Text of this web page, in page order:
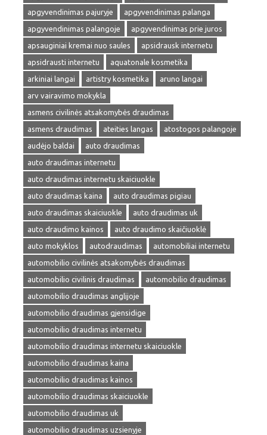
apgyvendinimas pajuryje
apgyvendinimas palanga
apgyvendinimas palangoje
apgyvendinimas prie juros
apsauginiai kremai nuo saules
apsidrausk internetu
apsidrausti internetu
aquatonale kosmetika
arkiniai langai
artistry kosmetika
aruno langai
arv vairavimo mokykla
asmens civilinės atsakomybės draudimas
asmens draudimas
ateities langas
atostogos palangoje
audėjo baldai
auto draudimas
auto draudimas internetu
auto draudimas internetu skaiciuokle
auto draudimas kaina
auto draudimas pigiau
auto draudimas skaiciuokle
auto draudimas uk
auto draudimo kainos
auto draudimo skaičiuoklė
auto mokyklos
autodraudimas
automobiliai internetu
automobilio civilinės atsakomybės draudimas
automobilio civilinis draudimas
automobilio draudimas
automobilio draudimas anglijoje
automobilio draudimas gjensidige
automobilio draudimas internetu
automobilio draudimas internetu skaiciuokle
automobilio draudimas kaina
automobilio draudimas kainos
automobilio draudimas skaiciuokle
automobilio draudimas uk
automobilio draudimas uzsienyje